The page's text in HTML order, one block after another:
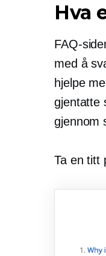
Hva
FAQ-
med å
hjelpe
gjentatte
gjennom
Ta en titt